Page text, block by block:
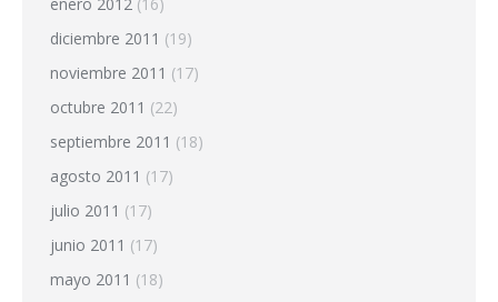
enero 2012 (16)
diciembre 2011 (19)
noviembre 2011 (17)
octubre 2011 (22)
septiembre 2011 (18)
agosto 2011 (17)
julio 2011 (17)
junio 2011 (17)
mayo 2011 (18)